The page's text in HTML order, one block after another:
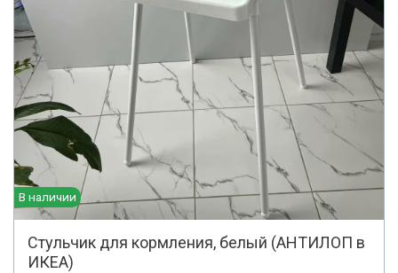
В наличии
Стульчик для кормления, белый (АНТИЛОП в
ИКЕА)